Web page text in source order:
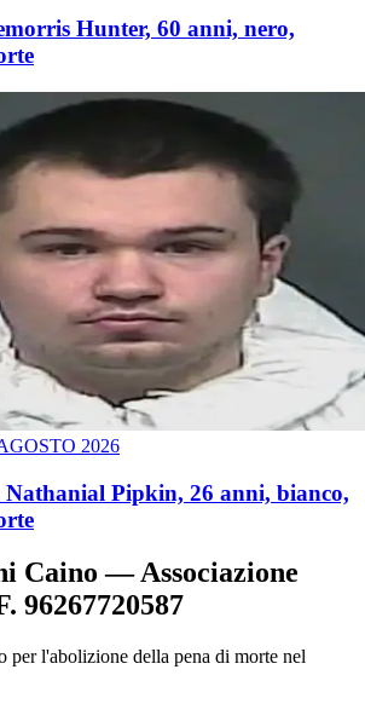
Hunter, 60 anni, nero,
2026
Nathanial Pipkin, 26 anni, bianco,
Caino — Associazione
96267720587
per l'abolizione della pena di morte nel